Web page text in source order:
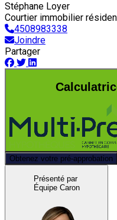
Stéphane Loyer
Courtier immobilier
4508983338
Joindre
Partager
Obtenez votre pré-approbation
Présenté par
Équipe Caron